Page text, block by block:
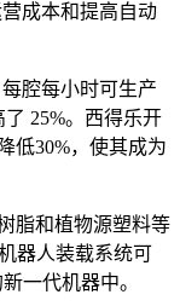
成本和提高自动
腔每小时可生产
25%。西得乐开
低30%，使其成为
脂和植物源塑料等
器人装载系统可
一代机器中。